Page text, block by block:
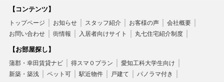
【コンテンツ】
トップページ お知らせ スタッフ紹介 お客様の声
会社概要
お問い合わせ
街情報 入居者向けサイト 丸七住宅紹介制度
【お部屋探し】
蒲郡・幸田賃貸ナビ 得スマ０プラン
愛知工科大学生向け
新築・築浅
ペット可 駅近物件 戸建て パノラマ付き